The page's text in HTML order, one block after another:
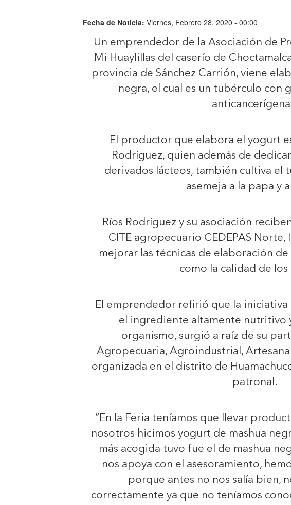
Fecha de Noticia:Viernes, Febrero 28, 2020 - 00:00
Un emprendedor de la Asociación de
Mi Huaylillas del caserío de
provincia de Sánchez Carrión, viene
negra, el cual es un tubérculo con
El productor que elabora el yogurt
Rodríguez, quien además de
derivados lácteos, también cultiva el
asemeja a la papa y
Ríos Rodríguez y su asociación
CITE agropecuario CEDEPAS
mejorar las técnicas de elaboración de
como la calidad de los
El emprendedor refirió que la
el ingrediente altamente nutritivo
organismo, surgió a raíz de su
Agropecuaria, Agroindustrial,
organizada en el distrito de
patronal.
“En la Feria teníamos que llevar
nosotros hicimos yogurt de mashua
más acogida tuvo fue el de mashua
nos apoya con el asesoramiento,
porque antes no nos salía bien,
correctamente ya que no teníamos